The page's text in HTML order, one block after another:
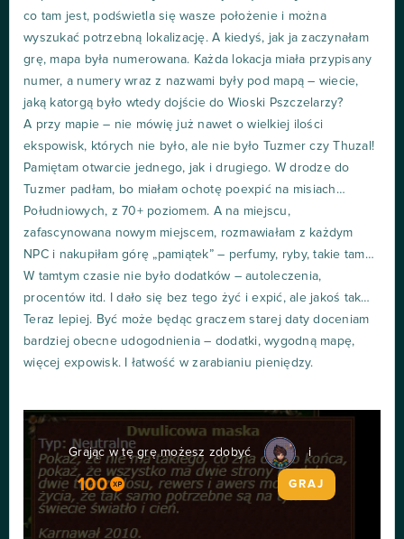
co tam jest, podświetla się wasze położenie i można
wyszukać potrzebną lokalizację. A kiedyś, jak ja zaczynałam
grę, mapa była numerowana. Każda lokacja miała przypisany
numer, a numery wraz z nazwami były pod mapą – wiecie,
jaką katorgą było wtedy dojście do Wioski Pszczelarzy?
A przy mapie – nie mówię już nawet o wielkiej ilości
ekspowisk, których nie było, ale nie było Tuzmer czy Thuzal!
Pamiętam otwarcie jednego, jak i drugiego. W drodze do
Tuzmer padłam, bo miałam ochotę poexpić na misiach…
Południowych, z 70+ poziomem. A na miejscu,
zafascynowana nowym miejscem, rozmawiałam z każdym
NPC i nakupiłam górę „pamiątek” – perfumy, ryby, takie tam…
W tamtym czasie nie było dodatków – autoleczenia,
procentów itd. I dało się bez tego żyć i expić, ale jakoś tak…
Teraz lepiej. Być może będąc graczem starej daty doceniam
bardziej obecne udogodnienia – dodatki, wygodną mapę,
więcej expowisk. I łatwość w zarabianiu pieniędzy.
Grając w tę grę możesz zdobyć i
100 GRAJ